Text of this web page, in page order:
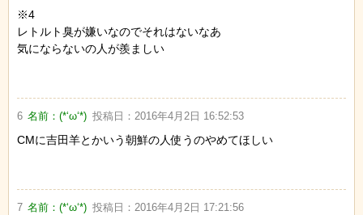
※4
レトルト臭が嫌いなのでそれはないなあ
気にならないの人が羨ましい
6 名前：(*‘ω‘*) 投稿日： 2016年4月2日 16:52:53
CMに吉田羊とかいう朝鮮の人使うのやめてほしい
7 名前：(*‘ω‘*) 投稿日： 2016年4月2日 17:21:56